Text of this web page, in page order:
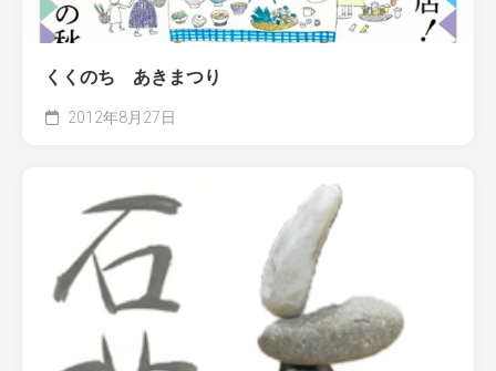
くくのち あきまつり
2012年8月27日